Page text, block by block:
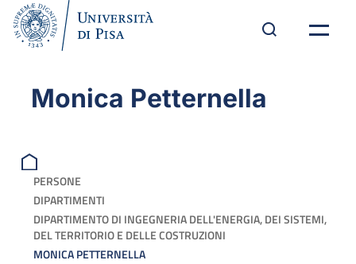
Monica Petternella
PERSONE
DIPARTIMENTI
DIPARTIMENTO DI INGEGNERIA DELL'ENERGIA, DEI SISTEMI,
DEL TERRITORIO E DELLE COSTRUZIONI
MONICA PETTERNELLA